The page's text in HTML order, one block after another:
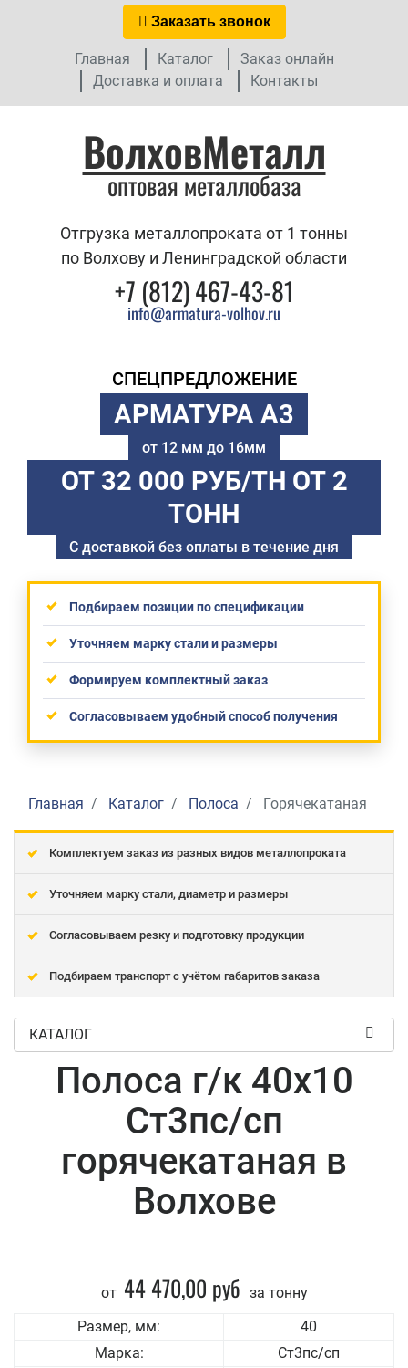
Заказать звонок
Главная Каталог
Заказ онлайн
Доставка и оплата
Контакты
ВолховМеталл
оптовая металлобаза
Отгрузка металлопроката от 1 тонны
по Волхову и Ленинградской области
+7 (812) 467-43-81
info@armatura-volhov.ru
СПЕЦПРЕДЛОЖЕНИЕ
АРМАТУРА А3
от 12 мм до 16мм
ОТ 32 000 РУБ/ТН ОТ 2
ТОНН
С доставкой без оплаты в течение дня
Подбираем позиции по спецификации
Уточняем марку стали и размеры
Формируем комплектный заказ
Согласовываем удобный способ получения
Главная Каталог Полоса Горячекатаная
Комплектуем заказ из разных видов металлопроката
Уточняем марку стали, диаметр и размеры
Согласовываем резку и подготовку продукции
Подбираем транспорт с учётом габаритов заказа
КАТАЛОГ
Полоса г/к 40x10
Ст3пс/сп
горячекатаная в
Волхове
от 44 470,00 руб за тонну
Размер, мм:
40
Марка:
Ст3пс/сп